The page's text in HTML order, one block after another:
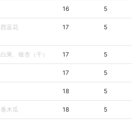
16 5
西蓝花 17 5
白果、银杏（干） 17 5
17 5
18 5
番木瓜 18 5